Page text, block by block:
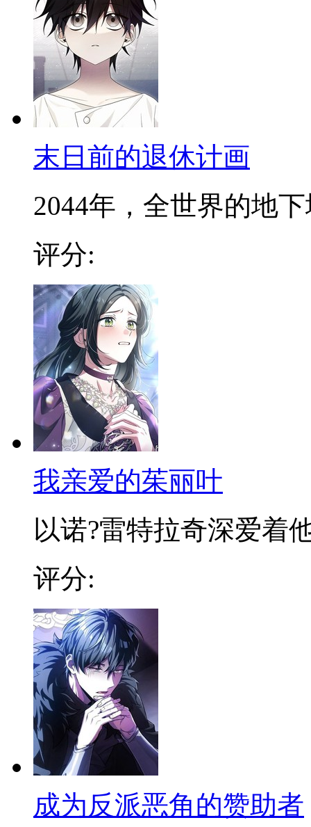
末日前的退休计画
2044年，全世界的地
评分:
我亲爱的茱丽叶
以诺?雷特拉奇深爱着
评分:
成为反派恶角的赞助者